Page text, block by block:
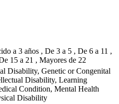
a 3 años , De 3 a 5 , De 6 a 11 ,
15 a 21 , Mayores de 22
Disability, Genetic or Congenital
Disability, Learning
Condition, Mental Health
Disability